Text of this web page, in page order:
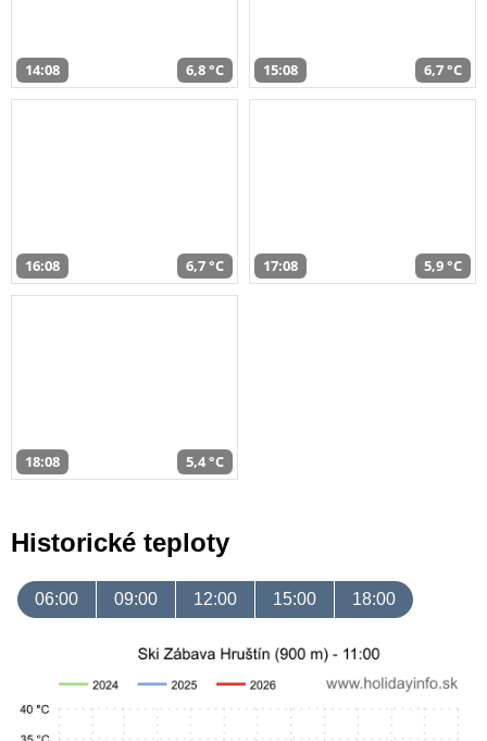
14:08 6,8 °C 15:08 6,7 °C
16:08 6,7 °C 17:08 5,9 °C
18:08 5,4 °C
Historické teploty
06:00 09:00 12:00 15:00 18:00